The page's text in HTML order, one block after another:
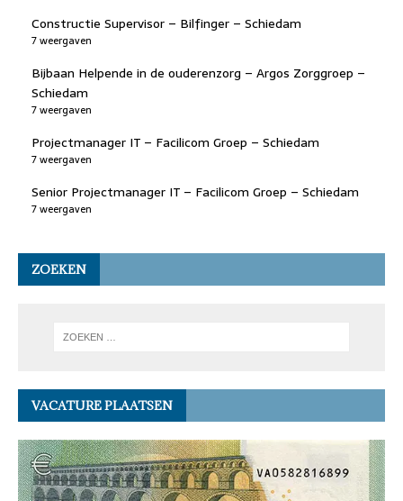
Constructie Supervisor – Bilfinger – Schiedam
7 weergaven
Bijbaan Helpende in de ouderenzorg – Argos Zorggroep –
Schiedam
7 weergaven
Projectmanager IT – Facilicom Groep – Schiedam
7 weergaven
Senior Projectmanager IT – Facilicom Groep – Schiedam
7 weergaven
ZOEKEN
VACATURE PLAATSEN